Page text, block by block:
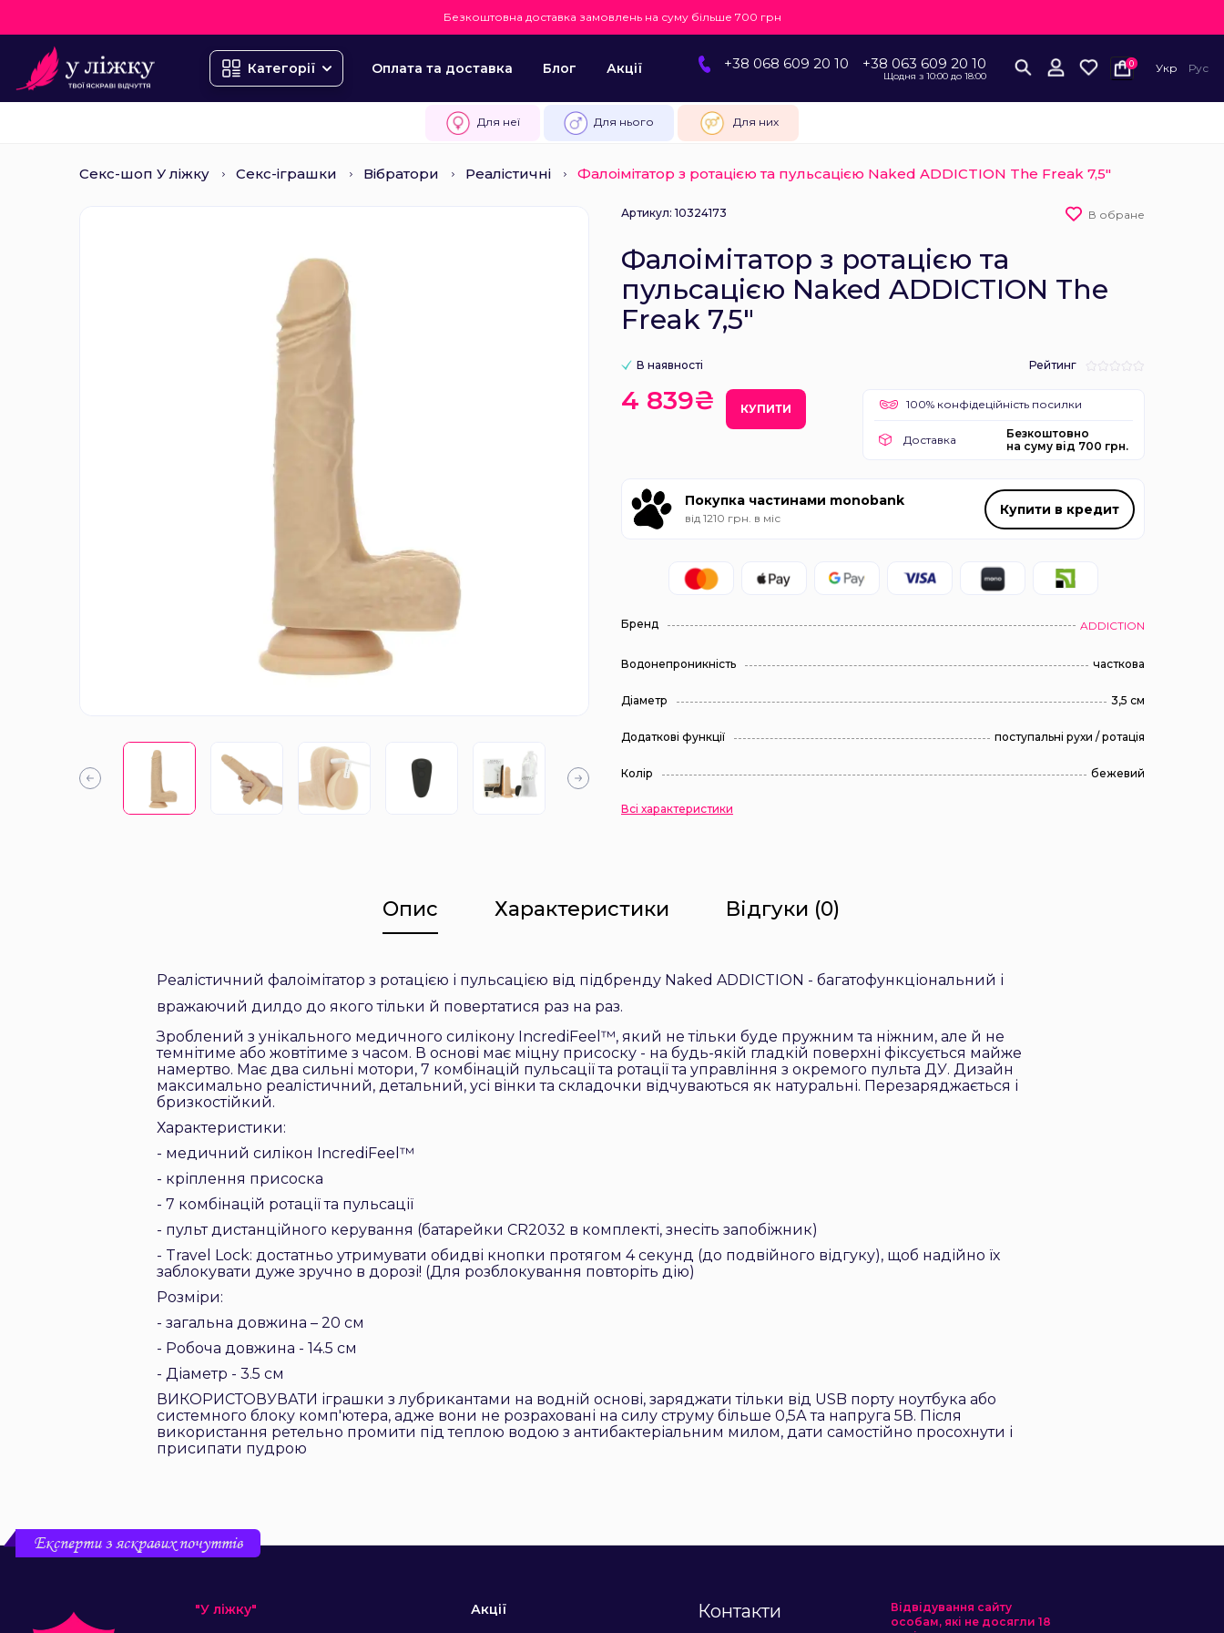
Безкоштовна доставка замовлень на суму більше 700 грн
Категорії Оплата та доставка Блог Акції +38 068 609 20 10 +38 063 609 20 10
Щодня з 10:00 до 18:00
0 Укр Рус
Для неї Для нього Для них
Секс-шоп У ліжку Секс-іграшки Вібратори Реалістичні Фалоімітатор з ротацією та пульсацією Naked ADDICTION The Freak 7,5″
Артикул: 10324173 В обране
Фалоімітатор з ротацією та
пульсацією Naked ADDICTION The
Freak 7,5″
В наявності Рейтинг
4 839₴ КУПИТИ 100% конфідеційність посилки
Доставка
Безкоштовно
на суму від 700 грн.
Покупка частинами monobank
від 1210 грн. в міс
Купити в кредит
Бренд ADDICTION
Водонепроникність часткова
Діаметр 3,5 см
Додаткові функції поступальні рухи / ротація
Колір бежевий
Всі характеристики
Опис Характеристики Відгуки (0)
Реалістичний фалоімітатор з ротацією і пульсацією від підбренду Naked ADDICTION - багатофункціональний і
вражаючий дилдо до якого тільки й повертатися раз на раз.
Зроблений з унікального медичного силікону IncrediFeel™, який не тільки буде пружним та ніжним, але й не
темнітиме або жовтітиме з часом. В основі має міцну присоску - на будь-якій гладкій поверхні фіксується майже
намертво. Має два сильні мотори, 7 комбінацій пульсації та ротації та управління з окремого пульта ДУ. Дизайн
максимально реалістичний, детальний, усі вінки та складочки відчуваються як натуральні. Перезаряджається і
бризкостійкий.
Характеристики:
- медичний силікон IncrediFeel™
- кріплення присоска
- 7 комбінацій ротації та пульсації
- пульт дистанційного керування (батарейки CR2032 в комплекті, знесіть запобіжник)
- Travel Lock: достатньо утримувати обидві кнопки протягом 4 секунд (до подвійного відгуку), щоб надійно їх
заблокувати дуже зручно в дорозі! (Для розблокування повторіть дію)
Розміри:
- загальна довжина – 20 см
- Робоча довжина - 14.5 см
- Діаметр - 3.5 см
ВИКОРИСТОВУВАТИ іграшки з лубрикантами на водній основі, заряджати тільки від USB порту ноутбука або
системного блоку комп'ютера, адже вони не розраховані на силу струму більше 0,5А та напруга 5В. Після
використання ретельно промити під теплою водою з антибактеріальним милом, дати самостійно просохнути і
присипати пудрою
Експерти з яскравих почуттів
"У ліжку"
Акції
Контакти
Відвідування сайту
особам, які не досягли 18